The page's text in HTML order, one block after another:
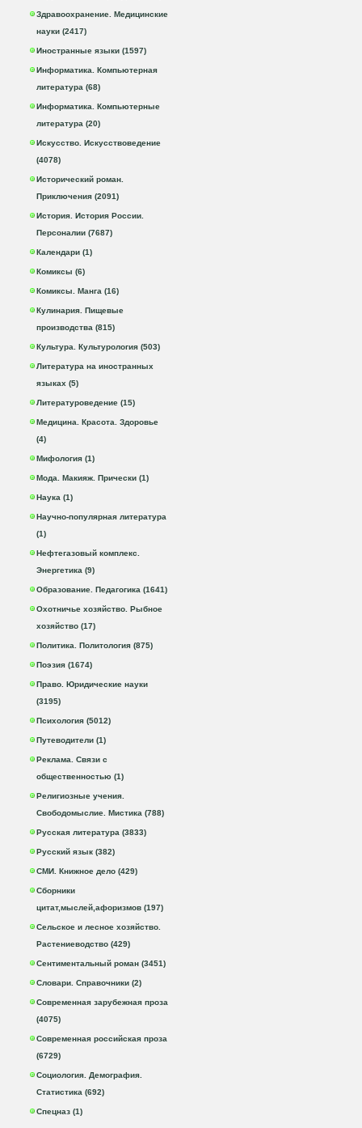
Здравоохранение. Медицинские
науки (2417)
Иностранные языки (1597)
Информатика. Компьютерная
литература (68)
Информатика. Компьютерные
литература (20)
Искусство. Искусствоведение
(4078)
Исторический роман.
Приключения (2091)
История. История России.
Персоналии (7687)
Календари (1)
Комиксы (6)
Комиксы. Манга (16)
Кулинария. Пищевые
производства (815)
Культура. Культурология (503)
Литература на иностранных
языках (5)
Литературоведение (15)
Медицина. Красота. Здоровье
(4)
Мифология (1)
Мода. Макияж. Прически (1)
Наука (1)
Научно-популярная литература
(1)
Нефтегазовый комплекс.
Энергетика (9)
Образование. Педагогика (1641)
Охотничье хозяйство. Рыбное
хозяйство (17)
Политика. Политология (875)
Поэзия (1674)
Право. Юридические науки
(3195)
Психология (5012)
Путеводители (1)
Реклама. Связи с
общественностью (1)
Религиозные учения.
Свободомыслие. Мистика (788)
Русская литература (3833)
Русский язык (382)
СМИ. Книжное дело (429)
Сборники
цитат,мыслей,афоризмов (197)
Сельское и лесное хозяйство.
Растениеводство (429)
Сентиментальный роман (3451)
Словари. Справочники (2)
Современная зарубежная проза
(4075)
Современная российская проза
(6729)
Социология. Демография.
Статистика (692)
Спецназ (1)